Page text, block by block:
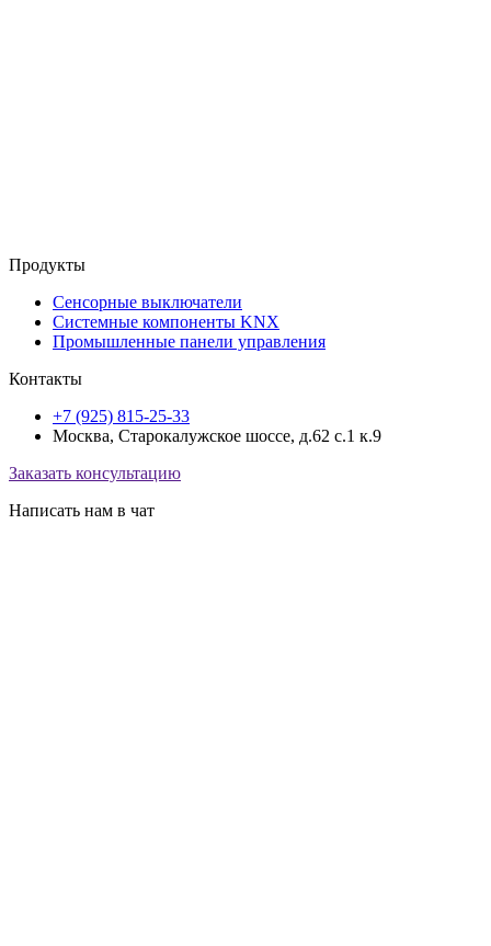
Продукты
Сенсорные выключатели
Системные компоненты KNX
Промышленные панели управления
Контакты
+7 (925) 815-25-33
Москва, Старокалужское шоссе, д.62 с.1 к.9
Заказать консультацию
Написать нам в чат